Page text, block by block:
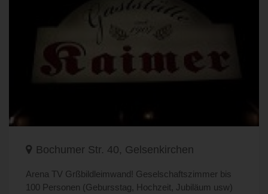
Bochumer Str. 40, Gelsenkirchen
Arena TV Grßbildleimwand! Geselschaftszimmer bis
100 Personen (Gebursstag, Hochzeit, Jubiläum usw)